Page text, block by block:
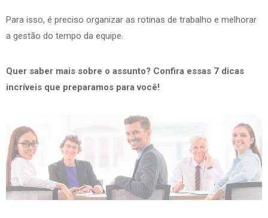
Para isso, é preciso organizar as rotinas de trabalho e melhorar
a gestão do tempo da equipe.
Quer saber mais sobre o assunto? Confira essas 7 dicas
incríveis que preparamos para você!